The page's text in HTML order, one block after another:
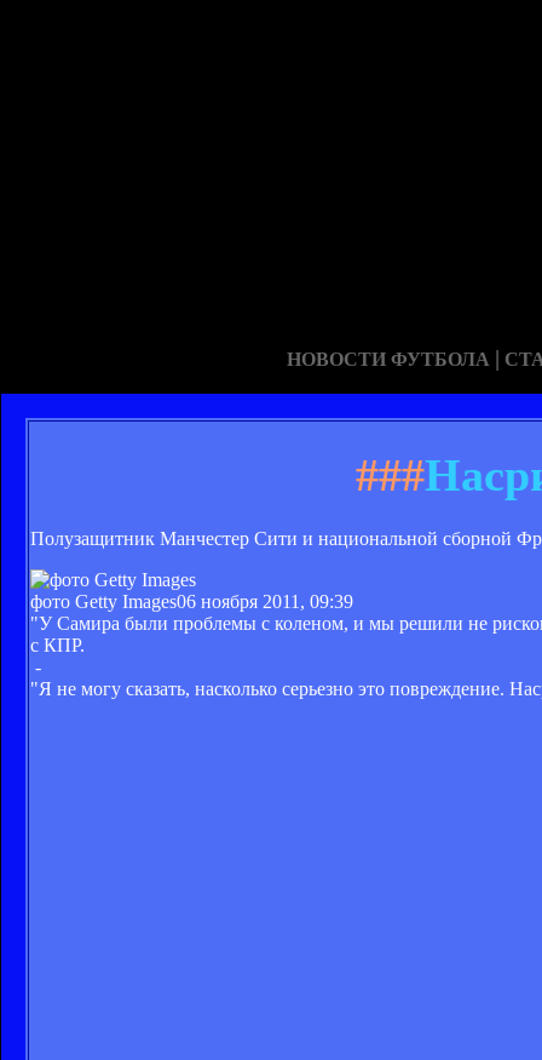
НОВОСТИ ФУТБОЛА |
###
Полузащитник Манчестер Сити и национальной сборной
фото Getty Images06 ноября 2011, 09:39
"У Самира были проблемы с коленом, и мы решили не
с КПР.
-
"Я не могу сказать, насколько серьезно это повреждение.